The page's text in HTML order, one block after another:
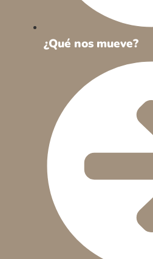
¿Qué nos mueve?